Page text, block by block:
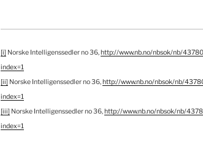
[i] Norske Intelligenssedler no 36,http://www.nb.no/nbsok/nb/
index=1
[ii] Norske Intelligenssedler no 36,http://www.nb.no/nbsok/nb/
index=1
[iii] Norske Intelligenssedler no 36,http://www.nb.no/nbsok/nb/
index=1